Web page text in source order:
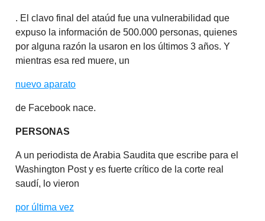
. El clavo final del ataúd fue una vulnerabilidad que
expuso la información de 500.000 personas, quienes
por alguna razón la usaron en los últimos 3 años. Y
mientras esa red muere, un
nuevo aparato
de Facebook nace.
PERSONAS
A un periodista de Arabia Saudita que escribe para el
Washington Post y es fuerte crítico de la corte real
saudí, lo vieron
por última vez